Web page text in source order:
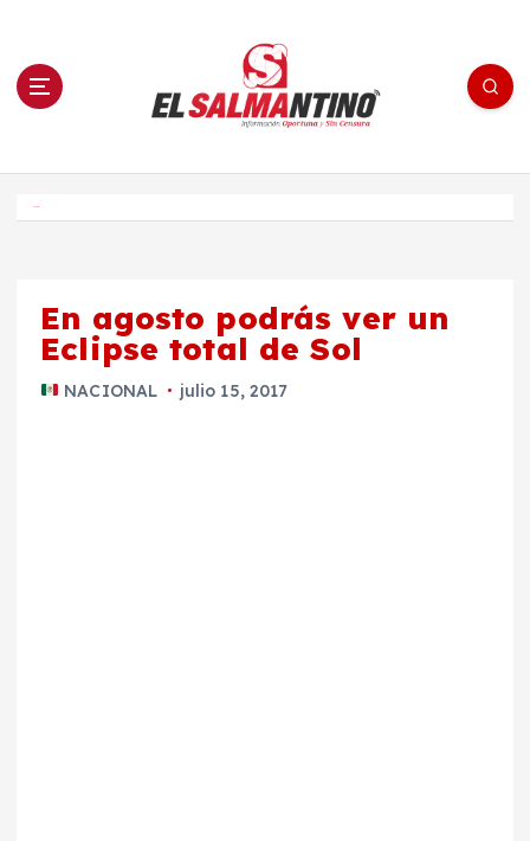
n El Salmantino - medios/noticias/editorial
En agosto podrás ver un
Eclipse total de Sol
NACIONAL julio 15, 2017